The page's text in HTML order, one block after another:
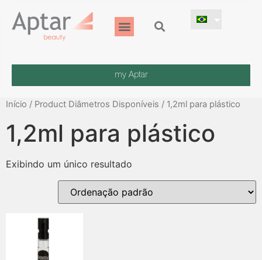
my Aptar
Início / Product Diâmetros Disponíveis / 1,2ml para plástico
1,2ml para plástico
Exibindo um único resultado